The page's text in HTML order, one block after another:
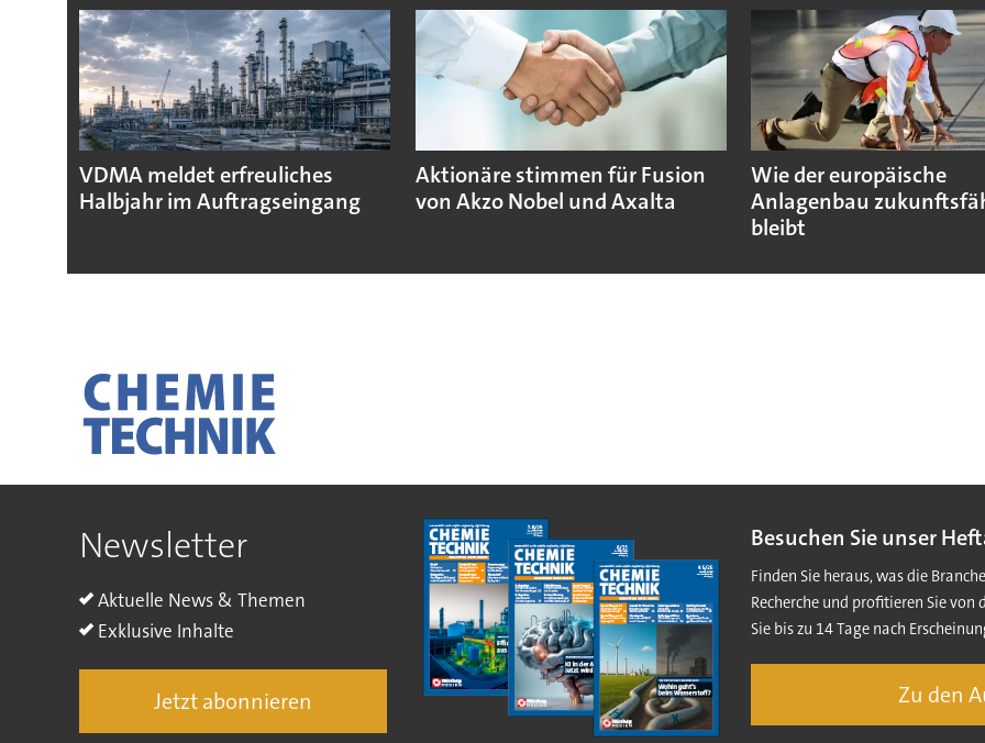
VDMA meldet erfreuliches
Halbjahr im Auftragseingang
Aktionäre stimmen für Fusion
von Akzo Nobel und Axalta
Wie der europäische
Anlagenbau
bleibt
Newsletter
Aktuelle News & Themen
Exklusive Inhalte
Jetzt abonnieren
Besuchen Sie unser
Finden Sie heraus, was die
Recherche und profitieren Sie
Sie bis zu 14 Tage nach
Zu den